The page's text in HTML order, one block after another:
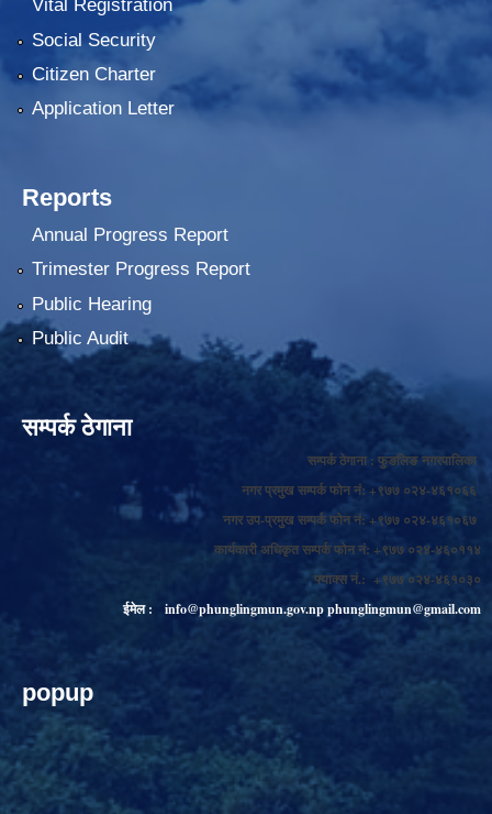
Vital Registration
Social Security
Citizen Charter
Application Letter
Reports
Annual Progress Report
Trimester Progress Report
Public Hearing
Public Audit
सम्पर्क ठेगाना
सम्पर्क ठेगाना : फुङलिङ नगरपालिका
नगर प्रमुख सम्पर्क फोन नं: +९७७ ०२४-४६१०६६
नगर उप-प्रमुख सम्पर्क फोन नं: +९७७ ०२४-४६१०६७
कार्यकारी अधिकृत सम्पर्क फोन नं: +९७७ ०२४-४६०११४
फ्याक्स नं.: +९७७ ०२४-४६१०३०
ईमेल :
info@phunglingmun.gov.npphunglingmun@gmail.com
popup